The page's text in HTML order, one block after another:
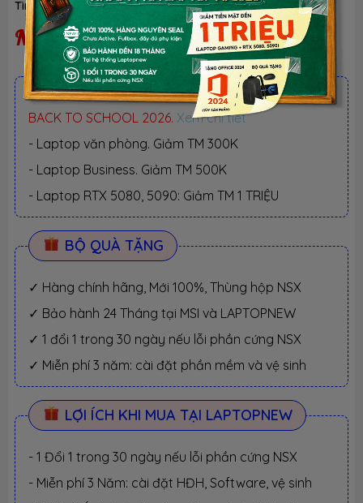
Tình trạng: Ngừng kinh doanh | Loại:Hàng chính hãng
Ngừng kinh doanh
ƯU ĐÃI TỐT NHẤT TRONG NĂM
BACK TO SCHOOL 2026. Xem chi tiết
- Laptop văn phòng. Giảm TM 300K
- Laptop Business. Giảm TM 500K
- Laptop RTX 5080, 5090: Giảm TM 1 TRIỆU
BỘ QUÀ TẶNG
✓ Hàng chính hãng, Mới 100%, Thùng hộp NSX
✓ Bảo hành 24 Tháng tại MSI và LAPTOPNEW
✓ 1 đổi 1 trong 30 ngày nếu lỗi phần cứng NSX
✓ Miễn phí 3 năm: cài đặt phần mềm và vệ sinh
LỢI ÍCH KHI MUA TẠI LAPTOPNEW
- 1 Đổi 1 trong 30 ngày nếu lỗi phần cứng NSX
- Miễn phí 3 Năm: cài đặt HĐH, Software, vệ sinh